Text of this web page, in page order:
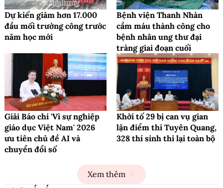
Dự kiến giảm hơn 17.000
đầu mối trường công trước
năm học mới
Bệnh viện Thanh Nhàn
cầm máu thành công cho
bệnh nhân ung thư đại
tràng giai đoạn cuối
Giải Báo chí 'Vì sự nghiệp
giáo dục Việt Nam' 2026
ưu tiên chủ đề AI và
chuyển đổi số
Khởi tố 29 bị can vụ gian
lận điểm thi Tuyên Quang,
328 thí sinh thi lại toàn bộ
Xem thêm